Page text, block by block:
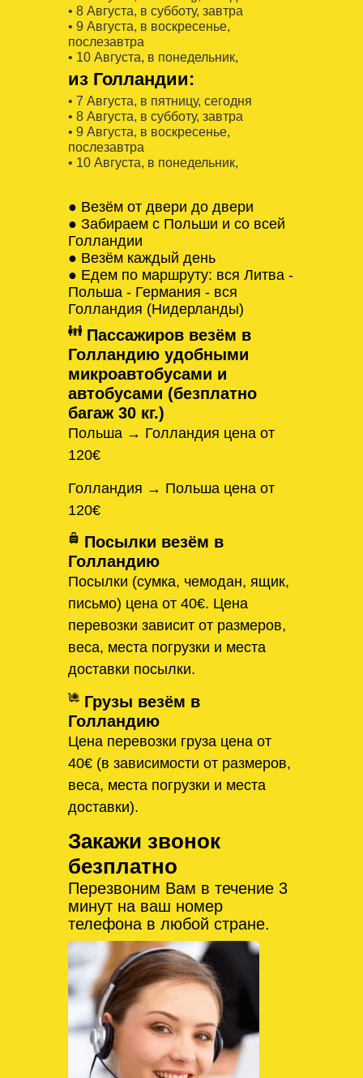
• 8 Августa, в субботу, завтра
• 9 Августa, в воскресенье,
послезавтра
• 10 Августa, в понедельник,
из Голландии:
• 7 Августa, в пятницу, сегодня
• 8 Августa, в субботу, завтра
• 9 Августa, в воскресенье,
послезавтра
• 10 Августa, в понедельник,
● Везём от двери до двери
● Забираем с Польши и со всей
Голландии
● Везём каждый день
● Едем по маршруту: вся Литва -
Польша - Германия - вся
Голландия (Нидерланды)
Пассажиров везём в
Голландию удобными
микроавтобусами и
автобусами (безплатно
багаж 30 кг.)
Польша → Голландия цена от
120€
Голландия → Польша цена от
120€
Посылки везём в
Голландию
Посылки (сумка, чемодан, ящик,
письмо) цена от 40€. Цена
перевозки зависит от размеров,
веса, места погрузки и места
доставки посылки.
Грузы везём в
Голландию
Цена перевозки груза цена от
40€ (в зависимости от размеров,
веса, места погрузки и места
доставки).
Закажи звонок
безплатно
Перезвоним Вам в течение 3
минут на ваш номер
телефона в любой стране.